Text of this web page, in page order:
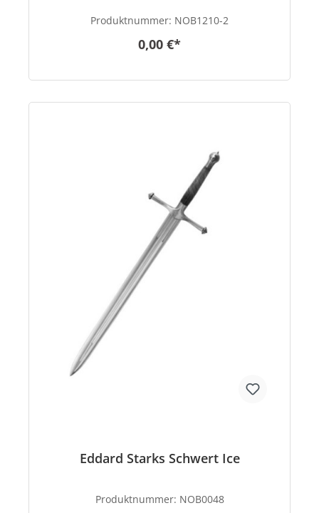
Produktnummer: NOB1210-2
0,00 €*
Eddard Starks Schwert Ice
Produktnummer: NOB0048